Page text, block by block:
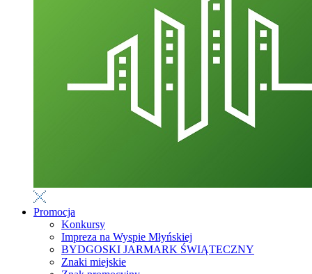
Promocja
Konkursy
Impreza na Wyspie Młyńskiej
BYDGOSKI JARMARK ŚWIĄTECZNY
Znaki miejskie